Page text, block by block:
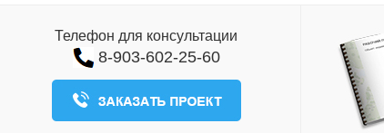
Телефон для консультации
8-903-602-25-60